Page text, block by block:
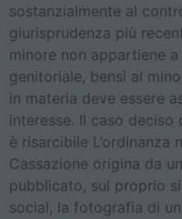
sostanzialmente al
giurisprudenza più
minore non appartiene
genitoriale, bensì al
in materia deve essere
interesse. Il caso deciso
è risarcibile L’ordinanza
Cassazione origina da
pubblicato, sul proprio
social, la fotografia di